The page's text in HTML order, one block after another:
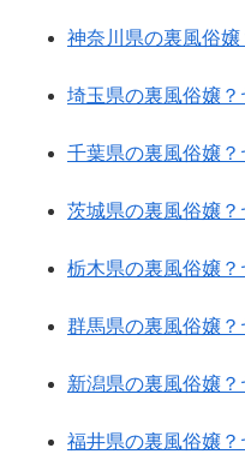
神奈川県の裏風俗
埼玉県の裏風俗嬢
千葉県の裏風俗嬢
茨城県の裏風俗嬢
栃木県の裏風俗嬢
群馬県の裏風俗嬢
新潟県の裏風俗嬢
福井県の裏風俗嬢